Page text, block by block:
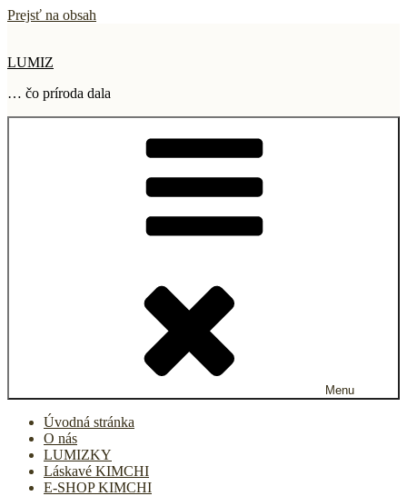
Prejsť na obsah
LUMIZ
… čo príroda dala
Menu
Úvodná stránka
O nás
LUMIZKY
Láskavé KIMCHI
E-SHOP KIMCHI